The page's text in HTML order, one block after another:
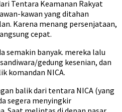
Tentara Keamanan Rakyat
kawan yang ditahan
Karena menang persenjataan,
cepat.
semakin banyak. mereka lalu
gedung kesenian, dan
komandan NICA.
balik dari tentara NICA (yang
segera menyingkir